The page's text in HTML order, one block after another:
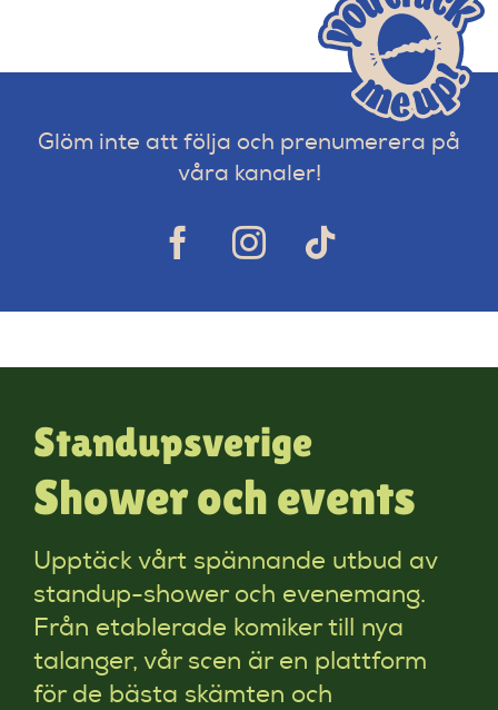
Glöm inte att följa och prenumerera på
våra kanaler!
Standupsverige
Shower och events
Upptäck vårt spännande utbud av
standup-shower och evenemang.
Från etablerade komiker till nya
talanger, vår scen är en plattform
för de bästa skämten och